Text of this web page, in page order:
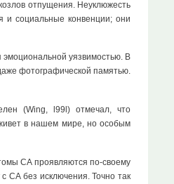
отпущения. Неуклюжесть
и социальные конвенции; они
эмоциональной уязвимостью. В
фотографической памятью.
(Wing, l99l) отмечал, что
в нашем мире, но особым
СА проявляются по-своему
СА без исключения. Точно так